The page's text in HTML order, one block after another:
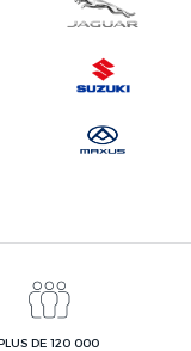
DE 120 000